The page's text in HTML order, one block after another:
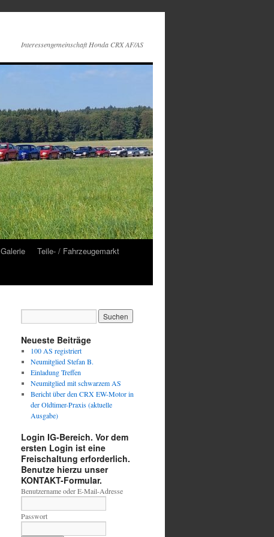
Interessengemeinschaft Honda CRX AF/AS
Galerie
Teile- / Fahrzeugemarkt
Neueste Beiträge
100 AS registriert
Neumitglied Stefan B.
Einladung Treffen
Neumitglied mit schwarzem AS
Bericht über den CRX EW-Motor in
der Oldtimer-Praxis (aktuelle
Ausgabe)
Login IG-Bereich. Vor dem
ersten Login ist eine
Freischaltung erforderlich.
Benutze hierzu unser
KONTAKT-Formular.
Benutzername oder E-Mail-Adresse
Passwort